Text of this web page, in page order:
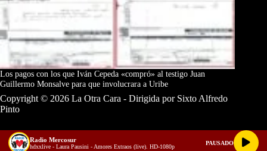
Los pagos con los que Iván Cepeda «compró» al testigo Juan
Guillermo Monsalve para que involucrara a Uribe
Copyright © 2026 La Otra Cara - Dirigida por Sixto Alfredo
Pinto
Radio Mercosur
hdxxlive - Laura Pausini - Amores Extraos (live). HD-1080p
PAUSADO